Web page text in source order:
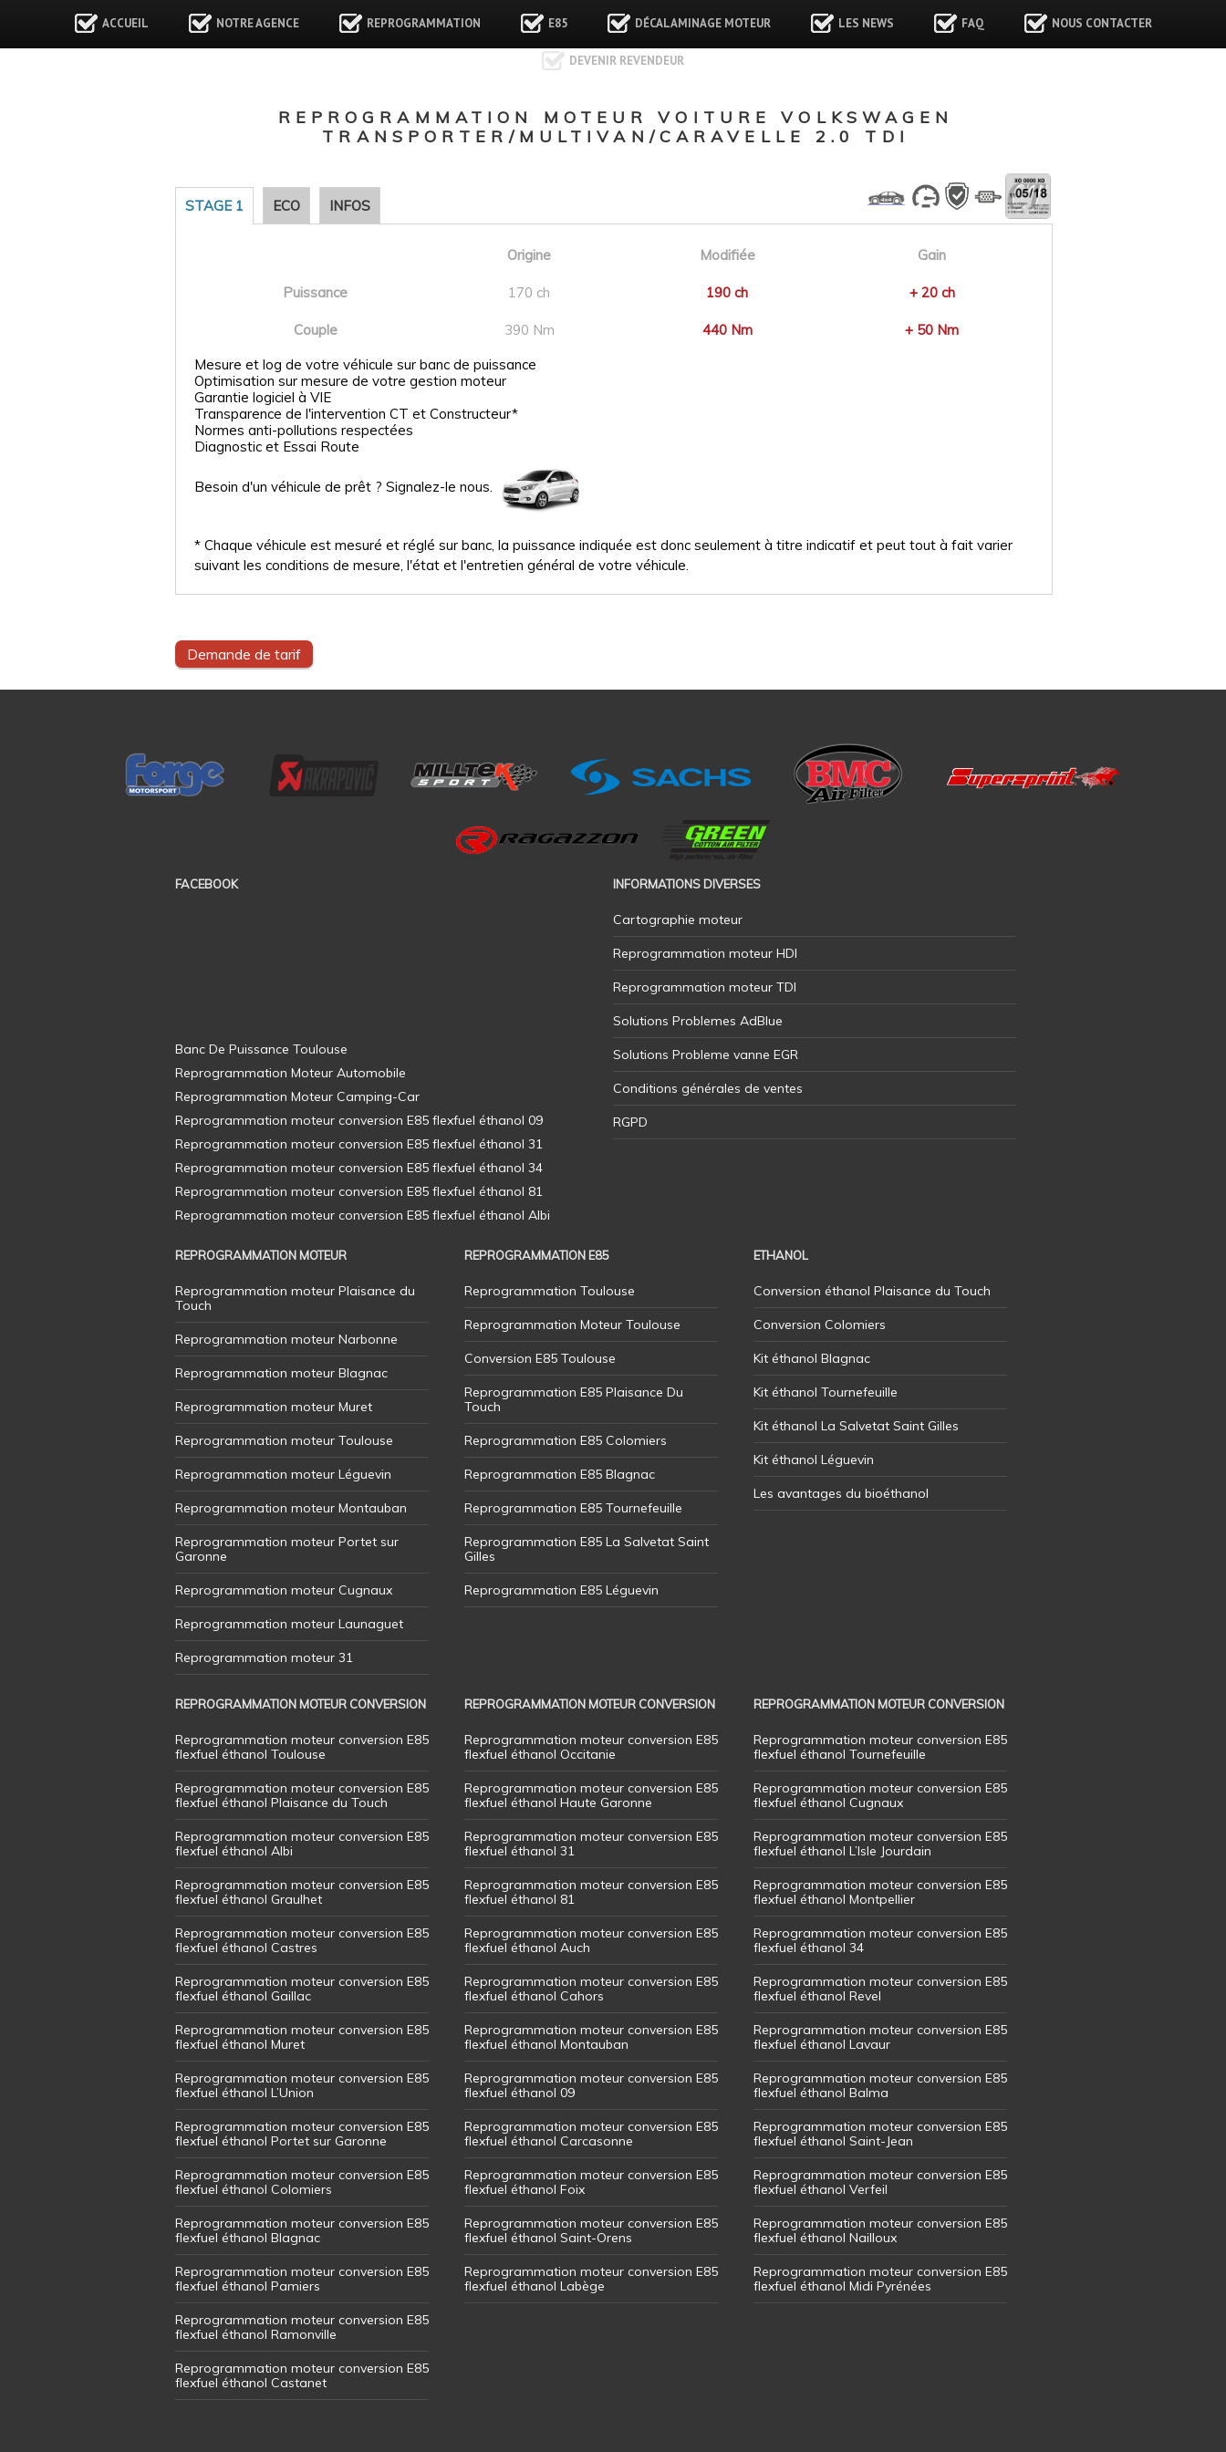
ACCUEIL NOTRE AGENCE REPROGRAMMATION E85 DÉCALAMINAGE MOTEUR LES NEWS FAQ NOUS CONTACTER
DEVENIR REVENDEUR
REPROGRAMMATION MOTEUR VOITURE VOLKSWAGEN
TRANSPORTER/MULTIVAN/CARAVELLE 2.0 TDI
STAGE 1 ECO INFOS
Origine Modifiée Gain
Puissance 170 ch 190 ch + 20 ch
Couple 390 Nm 440 Nm
+ 50 Nm
Mesure et log de votre véhicule sur banc de puissance
Optimisation sur mesure de votre gestion moteur
Garantie logiciel à VIE
Transparence de l'intervention CT et Constructeur*
Normes anti-pollutions respectées
Diagnostic et Essai Route
Besoin d'un véhicule de prêt ? Signalez-le nous.
* Chaque véhicule est mesuré et réglé sur banc, la puissance indiquée est donc seulement à titre indicatif et peut tout à fait varier
suivant les conditions de mesure, l'état et l'entretien général de votre véhicule.
Demande de tarif
FACEBOOK INFORMATIONS DIVERSES
Cartographie moteur
Reprogrammation moteur HDI
Reprogrammation moteur TDI
Solutions Problemes AdBlue
Solutions Probleme vanne EGR
Conditions générales de ventes
RGPD
REPROGRAMMATION MOTEUR
Reprogrammation moteur Plaisance du
Touch
Reprogrammation moteur Narbonne
Reprogrammation moteur Blagnac
Reprogrammation moteur Muret
Reprogrammation moteur Toulouse
Reprogrammation moteur Léguevin
Reprogrammation moteur Montauban
Reprogrammation moteur Portet sur
Garonne
Reprogrammation moteur Cugnaux
Reprogrammation moteur Launaguet
Reprogrammation moteur 31
REPROGRAMMATION E85
Reprogrammation Toulouse
Reprogrammation Moteur Toulouse
Conversion E85 Toulouse
Reprogrammation E85 Plaisance Du
Touch
Reprogrammation E85 Colomiers
Reprogrammation E85 Blagnac
Reprogrammation E85 Tournefeuille
Reprogrammation E85 La Salvetat Saint
Gilles
Reprogrammation E85 Léguevin
ETHANOL
Conversion éthanol Plaisance du Touch
Conversion Colomiers
Kit éthanol Blagnac
Kit éthanol Tournefeuille
Kit éthanol La Salvetat Saint Gilles
Kit éthanol Léguevin
Les avantages du bioéthanol
REPROGRAMMATION MOTEUR CONVERSION
Reprogrammation moteur conversion E85
flexfuel éthanol Toulouse
Reprogrammation moteur conversion E85
flexfuel éthanol Plaisance du Touch
Reprogrammation moteur conversion E85
flexfuel éthanol Albi
Reprogrammation moteur conversion E85
flexfuel éthanol Graulhet
Reprogrammation moteur conversion E85
flexfuel éthanol Castres
Reprogrammation moteur conversion E85
flexfuel éthanol Gaillac
Reprogrammation moteur conversion E85
flexfuel éthanol Muret
Reprogrammation moteur conversion E85
flexfuel éthanol L’Union
Reprogrammation moteur conversion E85
flexfuel éthanol Portet sur Garonne
Reprogrammation moteur conversion E85
flexfuel éthanol Colomiers
Reprogrammation moteur conversion E85
flexfuel éthanol Blagnac
Reprogrammation moteur conversion E85
flexfuel éthanol Pamiers
Reprogrammation moteur conversion E85
flexfuel éthanol Ramonville
Reprogrammation moteur conversion E85
flexfuel éthanol Castanet
REPROGRAMMATION MOTEUR CONVERSION
Reprogrammation moteur conversion E85
flexfuel éthanol Occitanie
Reprogrammation moteur conversion E85
flexfuel éthanol Haute Garonne
Reprogrammation moteur conversion E85
flexfuel éthanol 31
Reprogrammation moteur conversion E85
flexfuel éthanol 81
Reprogrammation moteur conversion E85
flexfuel éthanol Auch
Reprogrammation moteur conversion E85
flexfuel éthanol Cahors
Reprogrammation moteur conversion E85
flexfuel éthanol Montauban
Reprogrammation moteur conversion E85
flexfuel éthanol 09
Reprogrammation moteur conversion E85
flexfuel éthanol Carcasonne
Reprogrammation moteur conversion E85
flexfuel éthanol Foix
Reprogrammation moteur conversion E85
flexfuel éthanol Saint-Orens
Reprogrammation moteur conversion E85
flexfuel éthanol Labège
REPROGRAMMATION MOTEUR CONVERSION
Reprogrammation moteur conversion E85
flexfuel éthanol Tournefeuille
Reprogrammation moteur conversion E85
flexfuel éthanol Cugnaux
Reprogrammation moteur conversion E85
flexfuel éthanol L’Isle Jourdain
Reprogrammation moteur conversion E85
flexfuel éthanol Montpellier
Reprogrammation moteur conversion E85
flexfuel éthanol 34
Reprogrammation moteur conversion E85
flexfuel éthanol Revel
Reprogrammation moteur conversion E85
flexfuel éthanol Lavaur
Reprogrammation moteur conversion E85
flexfuel éthanol Balma
Reprogrammation moteur conversion E85
flexfuel éthanol Saint-Jean
Reprogrammation moteur conversion E85
flexfuel éthanol Verfeil
Reprogrammation moteur conversion E85
flexfuel éthanol Nailloux
Reprogrammation moteur conversion E85
flexfuel éthanol Midi Pyrénées
Banc De Puissance Toulouse
Reprogrammation Moteur Automobile
Reprogrammation Moteur Camping-Car
Reprogrammation moteur conversion E85 flexfuel éthanol 09
Reprogrammation moteur conversion E85 flexfuel éthanol 31
Reprogrammation moteur conversion E85 flexfuel éthanol 34
Reprogrammation moteur conversion E85 flexfuel éthanol 81
Reprogrammation moteur conversion E85 flexfuel éthanol Albi